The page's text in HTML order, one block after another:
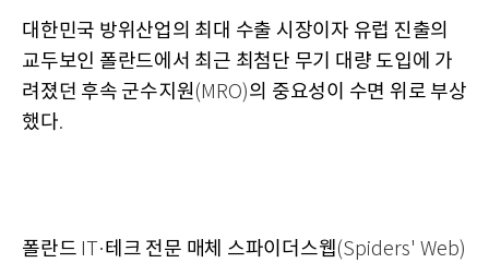
대한민국 방위산업의 최대 수출 시장이자 유럽 진출의
교두보인 폴란드에서 최근 최첨단 무기 대량 도입에 가
려졌던 후속 군수지원 (MRO)의 중요성이 수면 위로 부상
했다.
폴란드 IT·테크 전문 매체 스파이더스웹(Spiders' Web)